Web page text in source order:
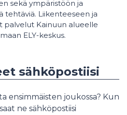
sekä ympäristöön ja
tehtäviä. Liikenteeseen ja
palvelut Kainuun alueelle
ELY-keskus.
sähköpostiisi
ensimmäisten joukossa? Kun
ne sähköpostiisi